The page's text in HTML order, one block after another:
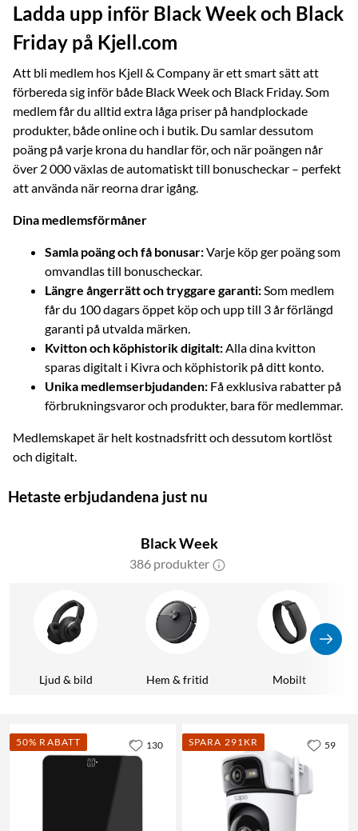
Ladda upp inför Black Week och Black
Friday på Kjell.com
Att bli medlem hos Kjell & Company är ett smart sätt att
förbereda sig inför både Black Week och Black Friday. Som
medlem får du alltid extra låga priser på handplockade
produkter, både online och i butik. Du samlar dessutom
poäng på varje krona du handlar för, och när poängen når
över 2 000 växlas de automatiskt till bonuscheckar – perfekt
att använda när reorna drar igång.
Dina medlemsförmåner
Samla poäng och få bonusar:Varje köp ger poäng som
omvandlas till bonuscheckar.
Längre ångerrätt och tryggare garanti:Som medlem
får du 100 dagars öppet köp och upp till 3 år förlängd
garanti på utvalda märken.
Kvitton och köphistorik digitalt:Alla dina kvitton
sparas digitalt i Kivra och köphistorik på ditt konto.
Unika medlemserbjudanden: Få exklusiva rabatter på
förbrukningsvaror och produkter, bara för medlemmar.
Medlemskapet är helt kostnadsfritt och dessutom kortlöst
och digitalt.
Hetaste erbjudandena just nu
Black Week
386 produkter
Ljud & bild Hem & fritid Mobilt
50% RABATT 130 SPARA 291KR 59